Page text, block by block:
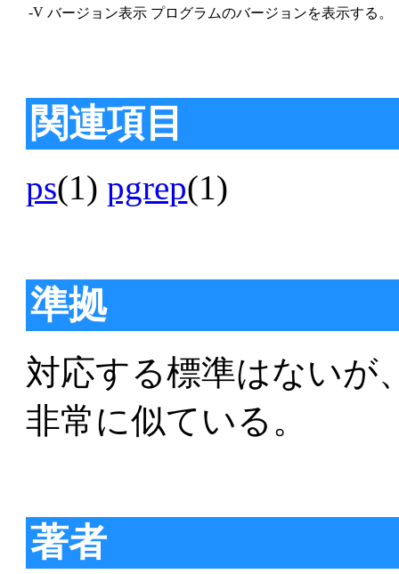
-V バージョン表示 プログラムのバージョンを表示する。
関連項目
ps(1)pgrep(1)
準拠
対応する標準はないが
非常に似ている。
著者